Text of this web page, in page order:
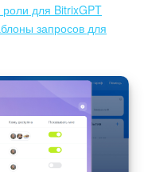
роли для BitrixGPT
запросов для